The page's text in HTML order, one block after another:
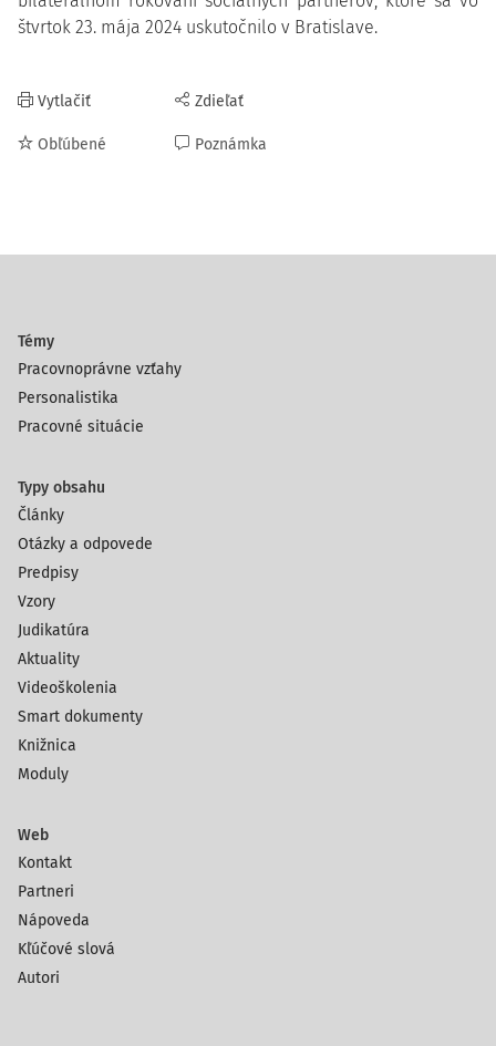
štvrtok 23. mája 2024 uskutočnilo v Bratislave.
Vytlačiť
Obľúbené
Zdieľať
Poznámka
Témy
Pracovnoprávne vzťahy
Personalistika
Pracovné situácie
Typy obsahu
Články
Otázky a odpovede
Predpisy
Vzory
Judikatúra
Aktuality
Videoškolenia
Smart dokumenty
Knižnica
Moduly
Web
Kontakt
Partneri
Nápoveda
Kľúčové slová
Autori